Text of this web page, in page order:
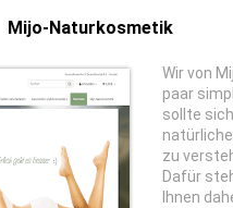
Mijo-Naturkosmetik
Wir von
paar
sollte
zu
Dafür
Ihnen